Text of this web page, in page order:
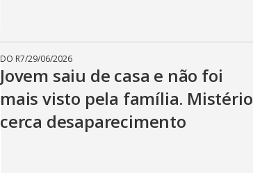
DO R7/29/06/2026
Jovem saiu de casa e não foi
mais visto pela família. Mistério
cerca desaparecimento